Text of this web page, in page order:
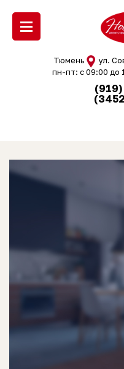
Тюмень
ул.
пн-пт: с 09:00 до